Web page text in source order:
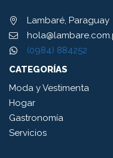
Lambaré, Paraguay
(0984) 884252
CATEGORÍAS
Moda y Vestimenta
Hogar
Gastronomía
Servicios